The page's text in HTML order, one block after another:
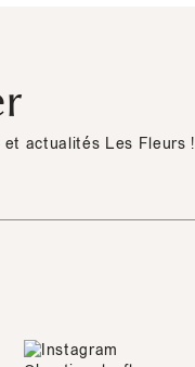
actualités Les Fleurs !